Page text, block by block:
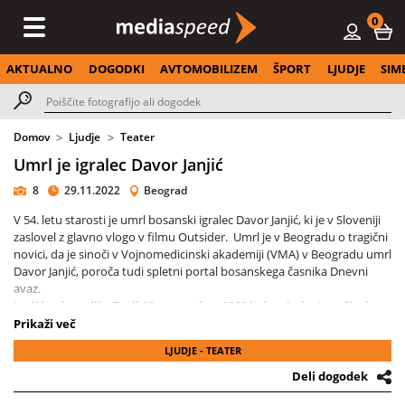
0
AKTUALNO DOGODKI AVTOMOBILIZEM ŠPORT LJUDJE
Domov Ljudje Teater
Umrl je igralec Davor Janjić
8 29.11.2022 Beograd
V 54. letu starosti je umrl bosanski igralec Davor Janjić, ki je v Sloveniji
zaslovel z glavno vlogo v filmu Outsider. Umrl je v Beogradu o tragični
novici, da je sinoči v Vojnomedicinski akademiji (VMA) v Beogradu umrl
Davor Janjić, poroča tudi spletni portal bosanskega časnika Dnevni
avaz.
Janjić se je rodil v Tuzli 18. novembra 1969 in je mladost preživel v
Sarajevu. Njegova starša sta bila oba zaposlena v Jugoslovanski
vojski. Z igralstvom se je menda začel ukvarjati pri osmih letih,
kasneje pa se je vpisal na akademijo dramske umetnosti v
Sarajevu. Še kot študent je mesto zapustil, med letoma 1991 in 1996
je živel v Londonu, potem pa se je preselil v Ljubljano, kjer je filmsko
Prikaži več
LJUDJE - TEATER
Deli dogodek